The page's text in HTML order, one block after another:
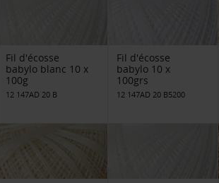
Fil d'écosse
babylo blanc 10 x
100g
12 147AD 20 B
Fil d'écosse
babylo 10 x
100grs
12 147AD 20 B5200